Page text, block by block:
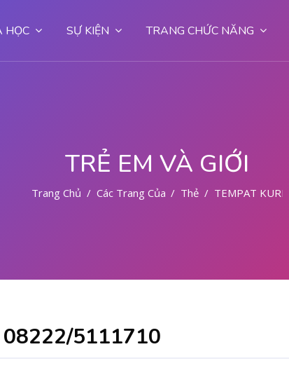
HỌC SỰ KIỆN TRANG CHỨC NĂNG
TRẺ EM VÀ GIỚI
Trang Chủ Các Trang Của Hệ Thống
Thẻ TEMPAT
08222/5111710